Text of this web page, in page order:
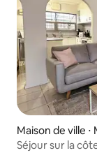
Maison de ville
Séjour sur la